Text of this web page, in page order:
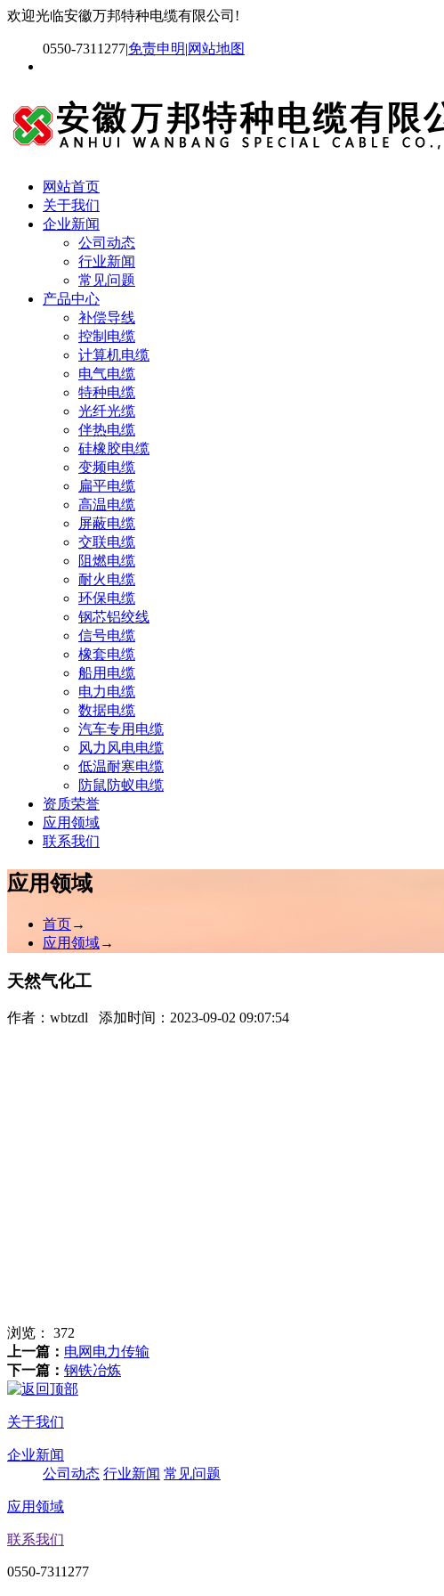
欢迎光临安徽万邦特种电缆有限公司!
0550-7311277|免责申明|网站地图
网站首页
关于我们
企业新闻
公司动态
行业新闻
常见问题
产品中心
补偿导线
控制电缆
计算机电缆
电气电缆
特种电缆
光纤光缆
伴热电缆
硅橡胶电缆
变频电缆
扁平电缆
高温电缆
屏蔽电缆
交联电缆
阻燃电缆
耐火电缆
环保电缆
钢芯铝绞线
信号电缆
橡套电缆
船用电缆
电力电缆
数据电缆
汽车专用电缆
风力风电电缆
低温耐寒电缆
防鼠防蚁电缆
资质荣誉
应用领域
联系我们
应用领域
首页→
应用领域→
天然气化工
作者： wbtzdl 添加时间：2023-09-02 09:07:54
浏览： 372
上一篇： 电网电力传输
下一篇： 钢铁冶炼
关于我们
企业新闻
公司动态 行业新闻 常见问题
应用领域
联系我们
0550-7311277